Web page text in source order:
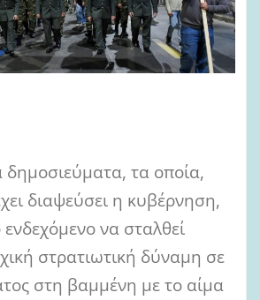
τα οποία,
διαψεύσει η κυβέρνηση,
να σταλθεί
στρατιωτική δύναμη σε
στη βαμμένη με το αίμα